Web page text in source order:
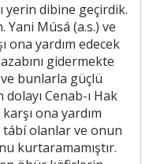
yerin dibine geçirdik.
Yani Músá (a.s.) ve
ona yardım edecek
gidermekte
bunlarla güçlü
Cenab-ı Hak
ona yardım
tábí olanlar ve onun
kurtaramamıştır.